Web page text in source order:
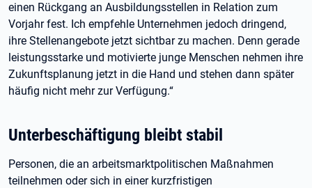
einen Rückgang an Ausbildungsstellen in Relation zum
Vorjahr fest. Ich empfehle Unternehmen jedoch dringend,
ihre Stellenangebote jetzt sichtbar zu machen. Denn gerade
leistungsstarke und motivierte junge Menschen nehmen ihre
Zukunftsplanung jetzt in die Hand und stehen dann später
häufig nicht mehr zur Verfügung.“
Unterbeschäftigung bleibt stabil
Personen, die an arbeitsmarktpolitischen Maßnahmen
teilnehmen oder sich in einer kurzfristigen